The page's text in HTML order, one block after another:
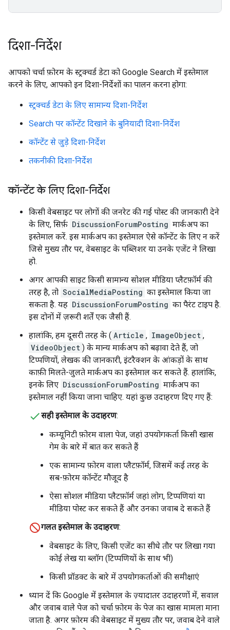
दिशा-निर्देश
आपको चर्चा फ़ोरम के स्ट्रक्चर्ड डेटा को Google Search में इस्तेमाल
करने के लिए, आपको इन दिशा-निर्देशों का पालन करना होगा:
स्ट्रक्चर्ड डेटा के लिए सामान्य दिशा-निर्देश
Search पर कॉन्टेंट दिखाने के बुनियादी दिशा-निर्देश
कॉन्टेंट से जुड़े दिशा-निर्देश
तकनीकी दिशा-निर्देश
कॉन्टेंट के लिए दिशा-निर्देश
किसी वेबसाइट पर लोगों की जनरेट की गई पोस्ट की जानकारी देने
के लिए, सिर्फ़ DiscussionForumPosting मार्कअप का
इस्तेमाल करें. इस मार्कअप का इस्तेमाल ऐसे कॉन्टेंट के लिए न करें
जिसे मुख्य तौर पर, वेबसाइट के पब्लिशर या उनके एजेंट ने लिखा
हो.
अगर आपकी साइट किसी सामान्य सोशल मीडिया प्लैटफ़ॉर्म की
तरह है, तो SocialMediaPosting का इस्तेमाल किया जा
सकता है. यह DiscussionForumPosting का पैरंट टाइप है.
इस दोनों में ज़रूरी शर्तें एक जैसी हैं.
हालांकि, हम दूसरी तरह के ( Article , ImageObject ,
VideoObject ) के मान्य मार्कअप को बढ़ावा देते हैं, जो
टिप्पणियों, लेखक की जानकारी, इंटरैक्शन के आंकड़ों के साथ
काफ़ी मिलते-जुलते मार्कअप का इस्तेमाल कर सकते हैं. हालांकि,
इनके लिए DiscussionForumPosting मार्कअप का
इस्तेमाल नहीं किया जाना चाहिए. यहां कुछ उदाहरण दिए गए हैं:
सही इस्तेमाल के उदाहरण:
कम्यूनिटी फ़ोरम वाला पेज, जहां उपयोगकर्ता किसी खास
गेम के बारे में बात कर सकते हैं
एक सामान्य फ़ोरम वाला प्लैटफ़ॉर्म, जिसमें कई तरह के
सब-फ़ोरम कॉन्टेंट मौजूद है
ऐसा सोशल मीडिया प्लैटफ़ॉर्म जहां लोग, टिप्पणियां या
मीडिया पोस्ट कर सकते हैं और उनका जवाब दे सकते हैं
गलत इस्तेमाल के उदाहरण:
वेबसाइट के लिए, किसी एजेंट का सीधे तौर पर लिखा गया
कोई लेख या ब्लॉग (टिप्पणियों के साथ भी)
किसी प्रॉडक्ट के बारे में उपयोगकर्ताओं की समीक्षाएं
ध्यान दें कि Google में इस्तेमाल के ज़्यादातर उदाहरणों में, सवाल
और जवाब वाले पेज को चर्चा फ़ोरम के पेज का खास मामला माना
जाता है. अगर फ़ोरम की वेबसाइट में मुख्य तौर पर, जवाब देने वाले